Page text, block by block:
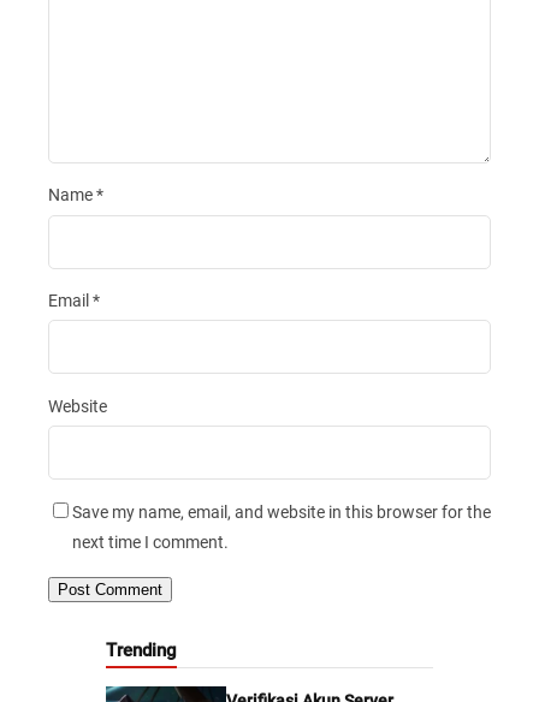
Name*
Email *
Website
Save my name, email, and website in this browser for the
next time I comment.
Trending